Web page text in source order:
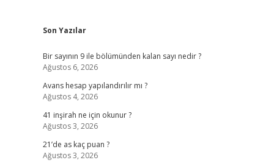
Sidebar
Son Yazılar
Bir sayının 9 ile bölümünden kalan sayı nedir ?
Ağustos 6, 2026
Avans hesap yapılandırılır mı ?
Ağustos 4, 2026
41 inşirah ne için okunur ?
Ağustos 3, 2026
21’de as kaç puan ?
Ağustos 3, 2026